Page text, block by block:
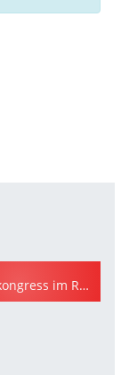
BLV-Laufkongress im Rahmen des MEIN FREIBURG MARATHON